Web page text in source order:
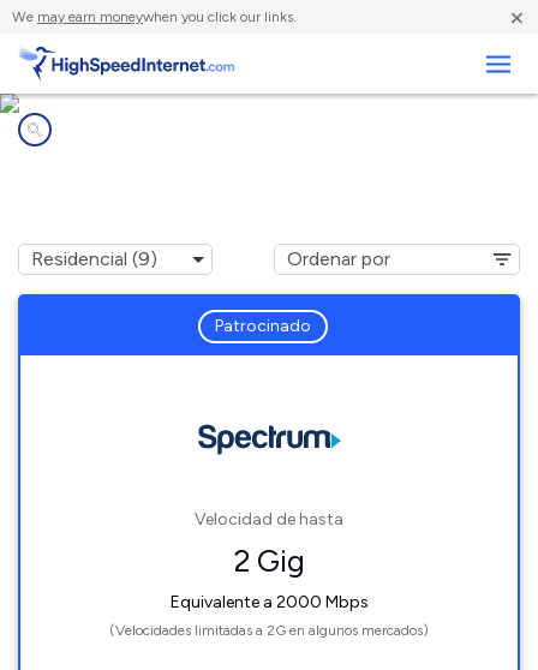
We may earn moneywhen you click our links. ×
Patrocinado
Velocidad de hasta
2 Gig
Equivalente a 2000 Mbps
(Velocidades limitadas a 2G en algunos mercados)